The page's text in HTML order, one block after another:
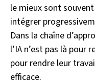
le mieux sont
intégrer
Dans la chaîne
l’IA n’est pas là pour
pour rendre leur
efficace.